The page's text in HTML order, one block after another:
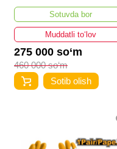
Sotuvda bor
Muddatli to‘lov
275 000 so‘m
460 000 so‘m
Sotib olish